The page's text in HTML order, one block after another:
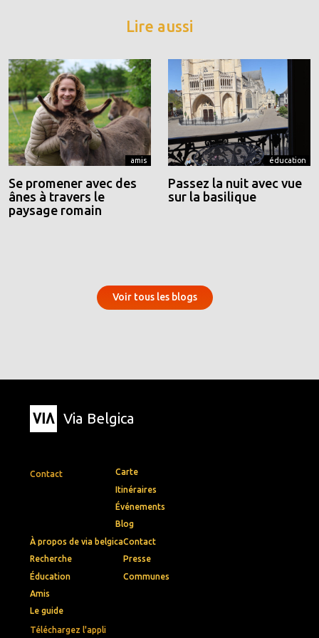
Lire aussi
amis
Se promener avec des
ânes à travers le
paysage romain
éducation
Passez la nuit avec vue
sur la basilique
Voir tous les blogs
Via Belgica
Contact
Téléchargez l'appli
Carte
Itinéraires
Événements
Blog
À propos de via belgica
Recherche
Éducation
Amis
Le guide
Contact
Presse
Communes